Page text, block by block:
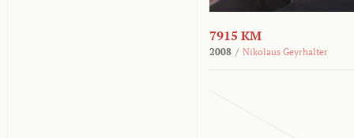
7915 KM
2008 / Nikolaus Geyrhalter